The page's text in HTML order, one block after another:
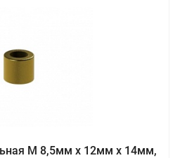
М 8,5мм х 12мм х 14мм,